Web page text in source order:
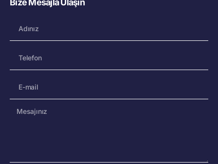
Bize Mesajla Ulaşın